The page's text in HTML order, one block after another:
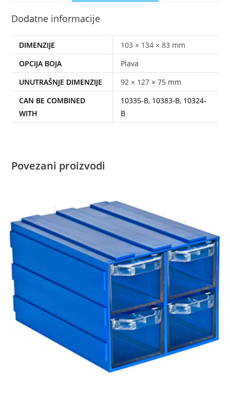
Dodatne informacije
DIMENZIJE
103 × 134 × 83 mm
OPCIJA BOJA
Plava
UNUTRAŠNJE DIMENZIJE
92 × 127 × 75 mm
CAN BE COMBINED
WITH
10335-B, 10383-B, 10324-
B
Povezani proizvodi